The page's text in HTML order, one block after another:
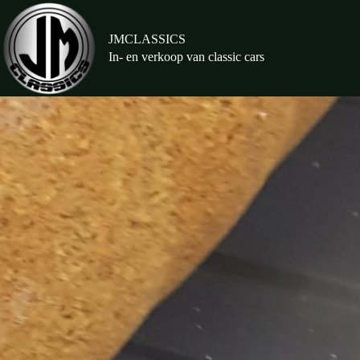
naar
de
inhoud
JMCLASSICS
In- en verkoop van classic cars